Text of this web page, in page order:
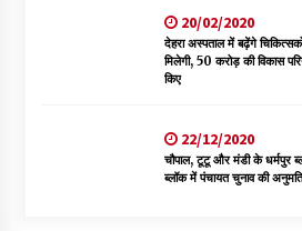
20/02/2020
देहरा अस्पताल में बढ़ेंगे
मिलेगी, 50 करोड़ की विकास
किए
22/12/2020
चौपाल, टूटू और मंडी के धर्मपुर
ब्लॉक में पंचायत चुनाव की अनुमति